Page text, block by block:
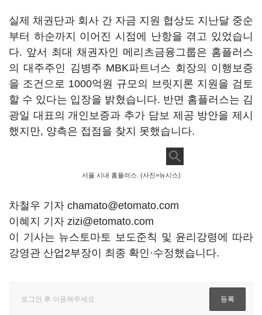
실제 채권단과 회사 간 자금 지원 협상도 지난달 중순
부터 하순까지 이어진 시점에 난항을 겪고 있었습니
다. 앞서 최대 채권자인 메리츠금융그룹은 홈플러스
의 대주주인 김병주 MBK파트너스 회장의 이행보증
을 조건으로 1000억원 규모의 브릿지론 지원을 검토
할 수 있다는 입장을 밝혔습니다. 반면 홈플러스는 김
광일 대표의 개인보증과 추가 담보 제공 방안을 제시
했지만, 양측은 접점을 찾지 못했습니다.
서울 시내 홈플러스. (사진=뉴시스)
차철우 기자 chamato@etomato.com
이혜지 기자 zizi@etomato.com
이 기사는 뉴스토마토 보도준칙 및 윤리강령에 따라
강영관 산업2부장이 최종 확인·수정했습니다.